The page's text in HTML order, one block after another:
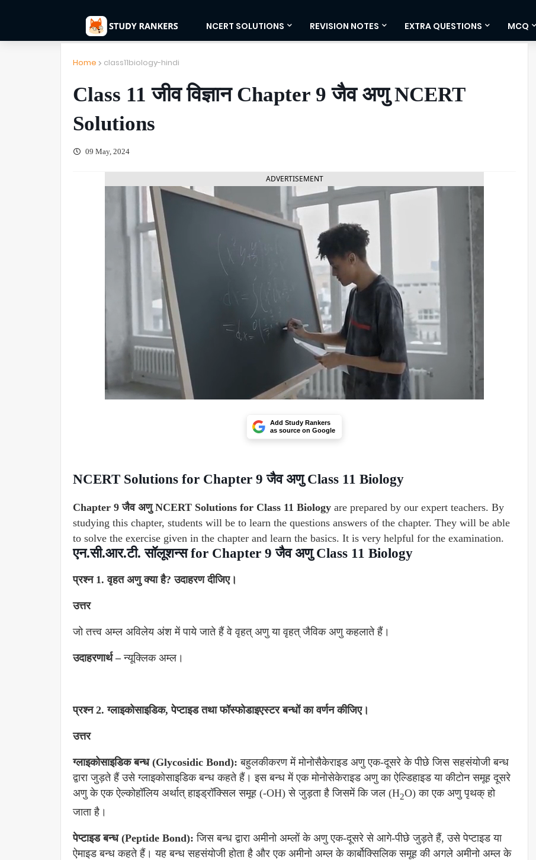
NCERT SOLUTIONS REVISION NOTES EXTRA QUESTIONS MCQ
Home class11biology-hindi
Class 11 जीव विज्ञान Chapter 9 जैव अणु NCERT
Solutions
09 May, 2024
ADVERTISEMENT
Add Study Rankers
as source on Google
NCERT Solutions for Chapter 9 जैव अणु Class 11 Biology
Chapter 9 जैव अणु NCERT Solutions for Class 11 Biology are prepared by our expert teachers. By
studying this chapter, students will be to learn the questions answers of the chapter. They will be able
to solve the exercise given in the chapter and learn the basics. It is very helpful for the examination.
एन.सी.आर.टी. सॉलूशन्स for Chapter 9 जैव अणु Class 11 Biology
प्रश्न 1. वृहत अणु क्या है? उदाहरण दीजिए।
उत्तर
जो तत्त्व अम्ल अविलेय अंश में पाये जाते हैं वे वृहत् अणु या वृहत् जैविक अणु कहलाते हैं।
उदाहरणार्थ –न्यूक्लिक अम्ल।
प्रश्न 2. ग्लाइकोसाइडिक, पेप्टाइड तथा फॉस्फोडाइएस्टर बन्धों का वर्णन कीजिए।
उत्तर
ग्लाइकोसाइडिक बन्ध (Glycosidic Bond): बहुलकीकरण में मोनोसैकेराइड अणु एक-दूसरे के पीछे जिस सहसंयोजी बन्ध
द्वारा जुड़ते हैं उसे ग्लाइकोसाइडिक बन्ध कहते हैं। इस बन्ध में एक मोनोसेकेराइड अणु का ऐल्डिहाइड या कीटोन समूह दूसरे
अणु के एक ऐल्कोहॉलिय अर्थात् हाइड्रॉक्सिल समूह (-OH) से जुड़ता है जिसमें कि जल (H2O) का एक अणु पृथक् हो
जाता है।
पेप्टाइड बन्ध (Peptide Bond):जिस बन्ध द्वारा अमीनो अम्लों के अणु एक-दूसरे से आगे-पीछे जुड़ते हैं, उसे पेप्टाइड या
ऐमाइड बन्ध कहते हैं। यह बन्ध सहसंयोजी होता है और एक अमीनो अम्ल के कार्बोक्सिलिक समूह की अगले अमीनो अम्ल के